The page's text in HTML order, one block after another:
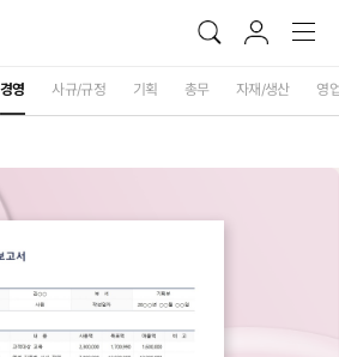
경영 사규/규정 기획 총무 자재/생산 영